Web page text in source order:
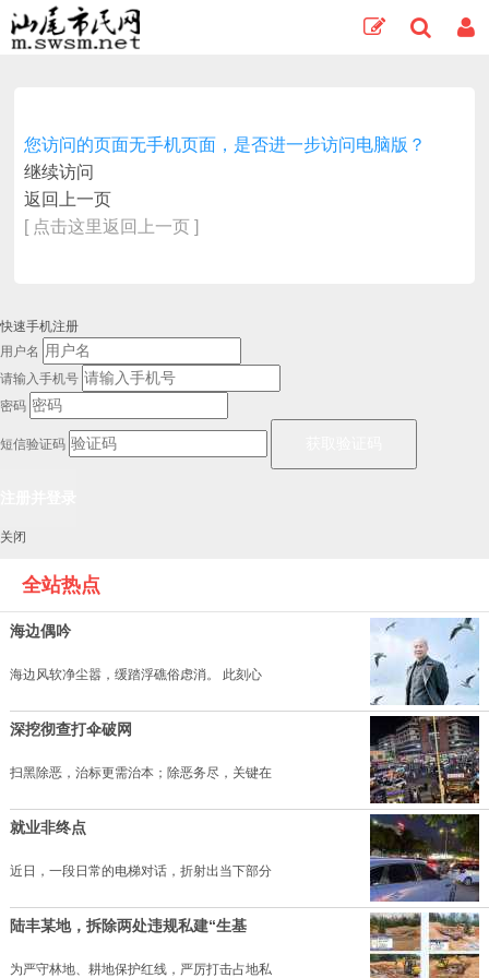
您访问的页面无手机页面，是否进一步访问电脑版？
继续访问
返回上一页
[ 点击这里返回上一页 ]
快速手机注册
用户名
请输入手机号
密码
短信验证码
关闭
全站热点
海边偶吟
海边风软净尘嚣，缓踏浮礁俗虑消。 此刻心
深挖彻查打伞破网
扫黑除恶，治标更需治本；除恶务尽，关键在
就业非终点
近日，一段日常的电梯对话，折射出当下部分
陆丰某地，拆除两处违规私建“生基
为严守林地、耕地保护红线，严厉打击占地私